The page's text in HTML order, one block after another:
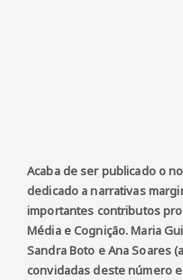
Acaba de ser publicado o
dedicado a narrativas
importantes contributos
Média e Cognição. Maria
Sandra Boto e Ana Soares
convidadas deste número